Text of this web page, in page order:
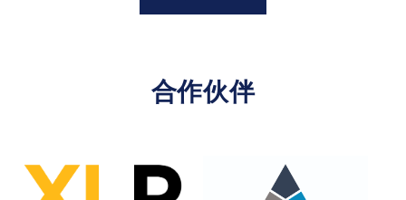
合作伙伴